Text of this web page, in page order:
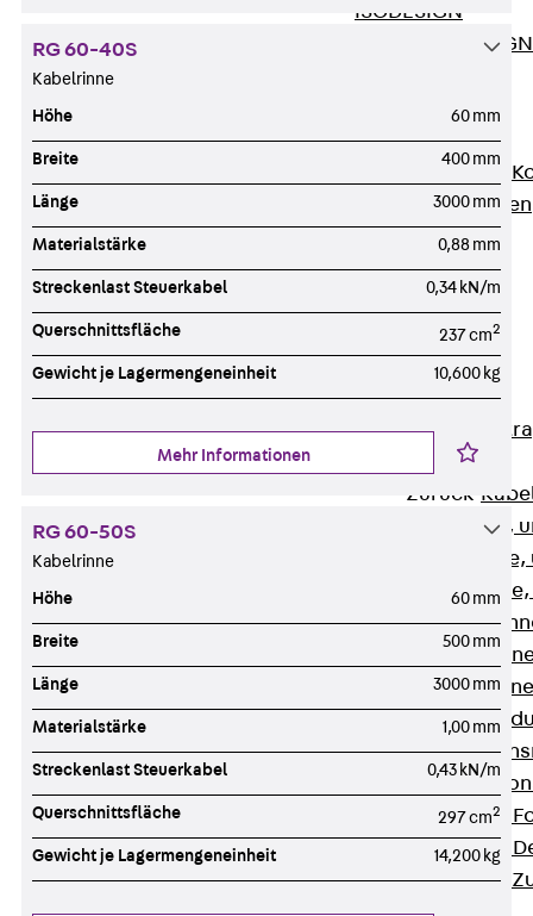
ISODESIGN
FERBOX®-
Zurück Services
Beratung, Planung,
Individuelle Lösungen
Ausbau
Ausbau
Produkte
Kabeltragsysteme
Zurück
Kabelrinnen
Zurück
R Kabelrinne,
RS
RG
RGM
RGS
RGL
RI
RIS
Kabelrinnen-
Kabelrinnen-
Kabelrinnen-
RG 60-40S
Kabelrinne
Höhe 60 mm
Breite 400 mm
Länge 3000 mm
Materialstärke 0,88 mm
Streckenlast Steuerkabel 0,34 kN/m
Querschnittsfläche 237 cm2
Gewicht je Lagermengeneinheit 10,600 kg
Mehr Informationen
RG 60-50S
Kabelrinne
Höhe 60 mm
Breite 500 mm
Länge 3000 mm
Materialstärke 1,00 mm
Streckenlast Steuerkabel 0,43 kN/m
Querschnittsfläche 297 cm2
Gewicht je Lagermengeneinheit 14,200 kg